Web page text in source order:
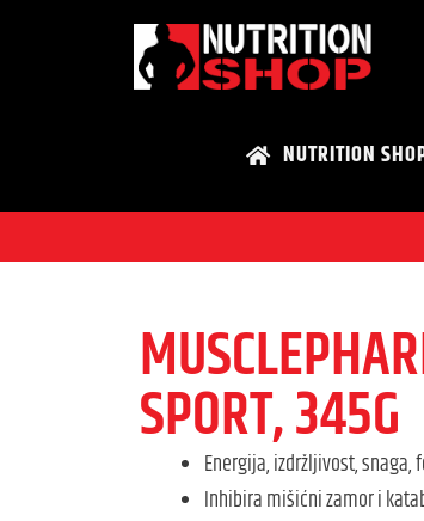
NUTRITION
SPORT, 345G
Energija, izdržljivost, snaga,
Inhibira mišićni zamor i